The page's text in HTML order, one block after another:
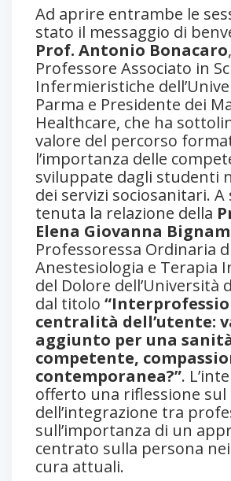
Ad aprire entrambe le
stato il messaggio di
Prof. Antonio Bonacaro,
Professore Associato in
Infermieristiche
Parma e Presidente dei
Healthcare, che ha
valore del percorso
l’importanza delle
sviluppate dagli studenti
dei servizi sociosanitari. A
tenuta la relazione della
Elena Giovanna
Professoressa Ordinaria
Anestesiologia e Terapia
del Dolore dell’Università
dal titolo
centralità dell’utente:
aggiunto per una
competente,
contemporanea?”.
offerto una riflessione
dell’integrazione tra
sull’importanza di un
centrato sulla persona
cura attuali.